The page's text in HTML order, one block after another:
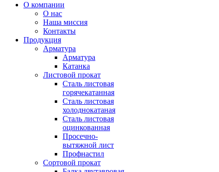
О компании
О нас
Наша миссия
Контакты
Продукция
Арматура
Арматура
Катанка
Листовой прокат
Сталь листовая
горячекатанная
Сталь листовая
холоднокатаная
Сталь листовая
оцинкованная
Просечно-
вытяжной лист
Профнастил
Сортовой прокат